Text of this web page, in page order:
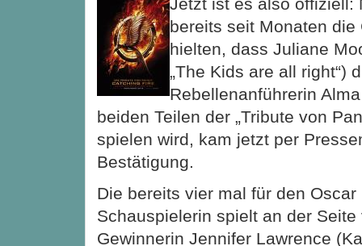
Jetzt ist es also offiziell:
bereits seit Monaten
hielten, dass Juliane
„The Kids are all right“)
Rebellenanführerin
beiden Teilen der „Tribute von
spielen wird, kam jetzt per
Bestätigung.
Die bereits vier mal für den Oscar
Schauspielerin spielt an der Seite
Gewinnerin Jennifer Lawrence